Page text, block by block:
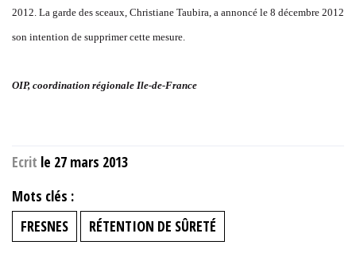
2012. La garde des sceaux, Christiane Taubira, a annoncé le 8 décembre 2012
son intention de supprimer cette mesure.
OIP, coordination régionale Ile-de-France
Ecrit le 27 mars 2013
Mots clés :
FRESNES
RÉTENTION DE SÛRETÉ